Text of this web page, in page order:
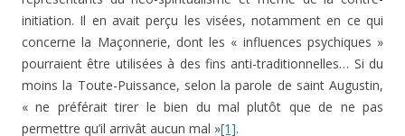
initiation. Il en avait perçu les visées, notamment en ce qui
concerne la Maçonnerie, dont les « influences psychiques »
pourraient être utilisées à des fins anti-traditionnelles… Si du
moins la Toute-Puissance, selon la parole de saint Augustin,
« ne préférait tirer le bien du mal plutôt que de ne pas
permettre qu’il arrivât aucun mal »[1].